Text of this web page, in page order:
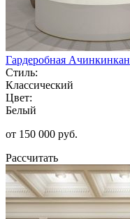
Гардеробная Ачинкинкан
Стиль:
Классический
Цвет:
Белый
от 150 000 руб.
Рассчитать